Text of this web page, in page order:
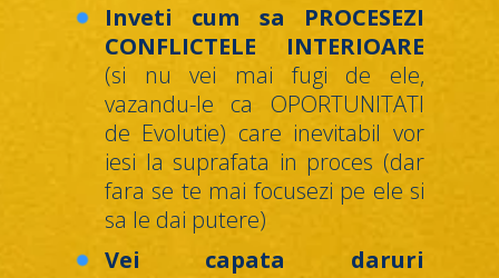
Inveti cum sa PROCESEZI
CONFLICTELE INTERIOARE
(si nu vei mai fugi de ele,
vazandu-le ca OPORTUNITATI
de Evolutie) care inevitabil vor
iesi la suprafata in proces (dar
fara se te mai focusezi pe ele si
sa le dai putere)
Vei capata daruri